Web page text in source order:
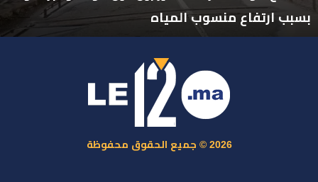
بسبب ارتفاع منسوب المياه
2026 © جميع الحقوق محفوظة